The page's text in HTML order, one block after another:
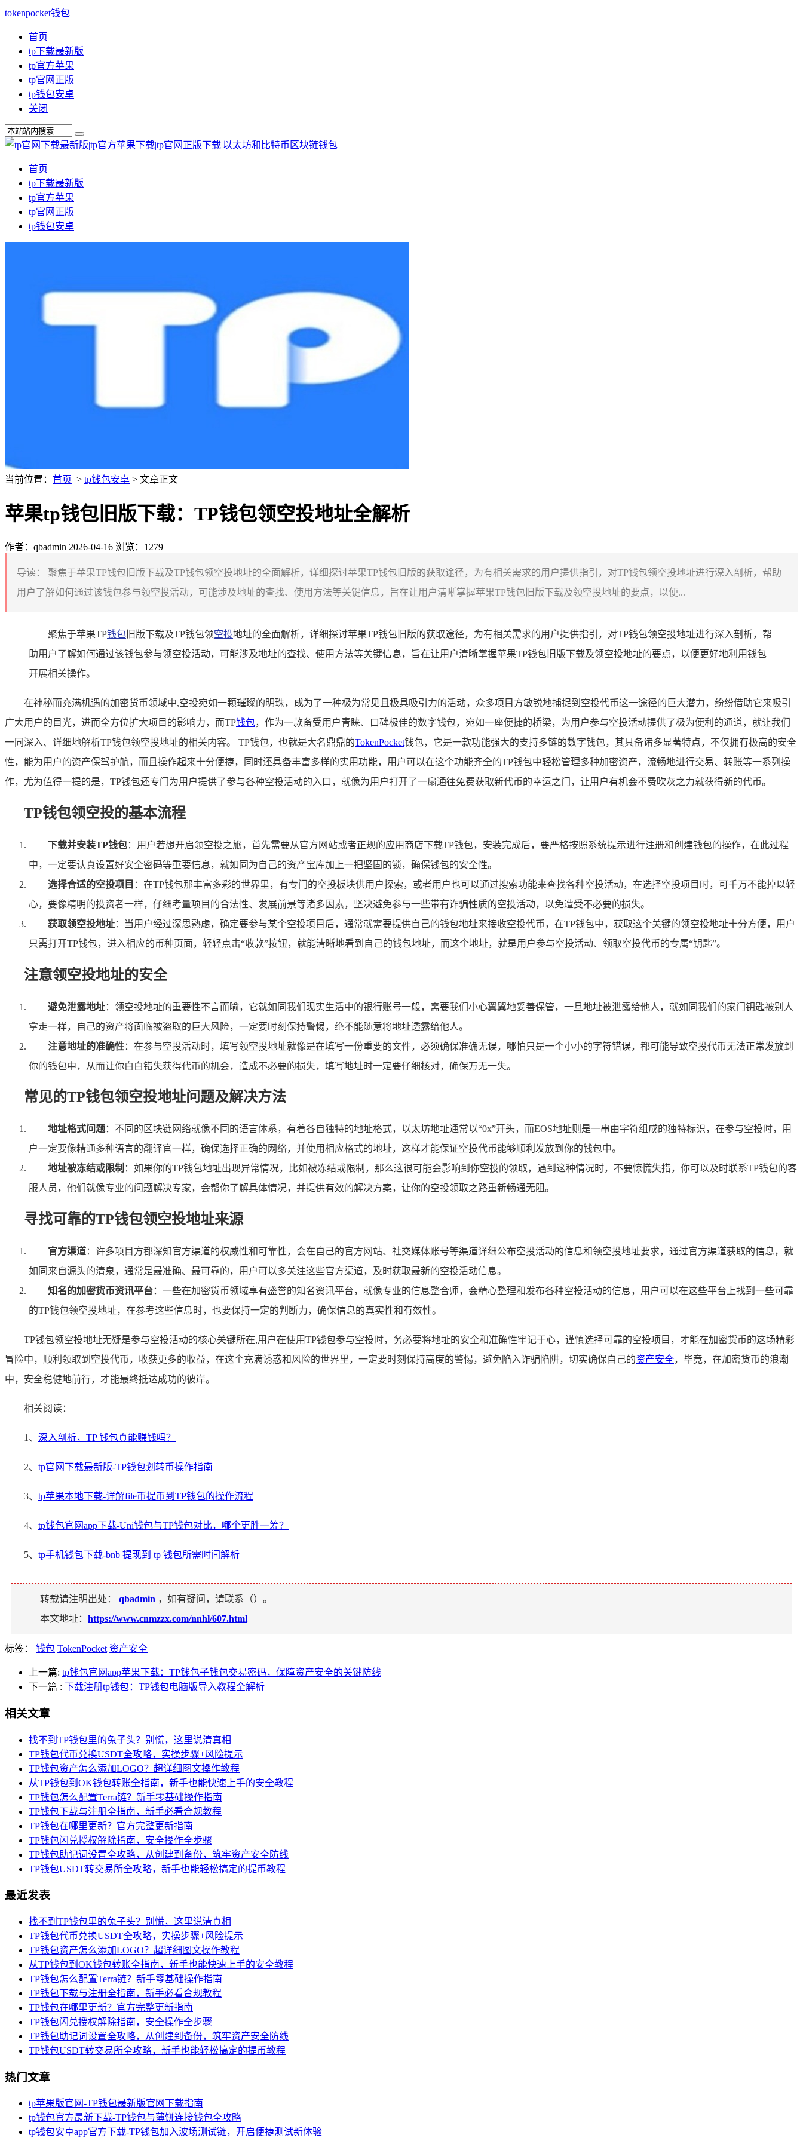
tokenpocket钱包
首页
tp下载最新版
tp官方苹果
tp官网正版
tp钱包安卓
关闭
首页
tp下载最新版
tp官方苹果
tp官网正版
tp钱包安卓
当前位置： 首页 > tp钱包安卓 > 文章正文
苹果tp钱包旧版下载：TP钱包领空投地址全解析
作者：qbadmin 2026-04-16 浏览：1279
导读：
聚焦于苹果TP钱包旧版下载及TP钱包领空投地址的全面解析，详细探讨苹果TP钱包旧版的获取途径，为有相关需求的用户提供指引，对TP钱包领空投地址进行深入剖析，帮助
用户了解如何通过该钱包参与领空投活动，可能涉及地址的查找、使用方法等关键信息，旨在让用户清晰掌握苹果TP钱包旧版下载及领空投地址的要点，以便...
聚焦于苹果TP钱包 旧版下载及TP钱包领空投地址的全面解析，详细探讨苹果TP钱包旧版的获取途径，为有相关需求的用户提供指引，对TP钱包领空投地址进行深入剖析，帮
助用户了解如何通过该钱包参与领空投活动，可能涉及地址的查找、使用方法等关键信息，旨在让用户清晰掌握苹果TP钱包旧版下载及领空投地址的要点，以便更好地利用钱包
开展相关操作。
在神秘而充满机遇的加密货币领域中,空投宛如一颗璀璨的明珠，成为了一种极为常见且极具吸引力的活动，众多项目方敏锐地捕捉到空投代币这一途径的巨大潜力，纷纷借助它来吸引
广大用户的目光，进而全方位扩大项目的影响力，而TP钱包，作为一款备受用户青睐、口碑极佳的数字钱包，宛如一座便捷的桥梁，为用户参与空投活动提供了极为便利的通道，就让我们
一同深入、详细地解析TP钱包领空投地址的相关内容。 TP钱包，也就是大名鼎鼎的TokenPocket钱包，它是一款功能强大的支持多链的数字钱包，其具备诸多显著特点，不仅拥有极高的安全
性，能为用户的资产保驾护航，而且操作起来十分便捷，同时还具备丰富多样的实用功能，用户可以在这个功能齐全的TP钱包中轻松管理多种加密资产，流畅地进行交易、转账等一系列操
作，尤为值得一提的是，TP钱包还专门为用户提供了参与各种空投活动的入口，就像为用户打开了一扇通往免费获取新代币的幸运之门，让用户有机会不费吹灰之力就获得新的代币。
TP钱包领空投的基本流程
下载并安装TP钱包：用户若想开启领空投之旅，首先需要从官方网站或者正规的应用商店下载TP钱包，安装完成后，要严格按照系统提示进行注册和创建钱包的操作，在此过程
中，一定要认真设置好安全密码等重要信息，就如同为自己的资产宝库加上一把坚固的锁，确保钱包的安全性。
选择合适的空投项目 ：在TP钱包那丰富多彩的世界里，有专门的空投板块供用户探索，或者用户也可以通过搜索功能来查找各种空投活动，在选择空投项目时，可千万不能掉以轻
心，要像精明的投资者一样，仔细考量项目的合法性、发展前景等诸多因素，坚决避免参与一些带有诈骗性质的空投活动，以免遭受不必要的损失。
获取领空投地址：当用户经过深思熟虑，确定要参与某个空投项目后，通常就需要提供自己的钱包地址来接收空投代币，在TP钱包中，获取这个关键的领空投地址十分方便，用户
只需打开TP钱包，进入相应的币种页面，轻轻点击“收款”按钮，就能清晰地看到自己的钱包地址，而这个地址，就是用户参与空投活动、领取空投代币的专属“钥匙”。
注意领空投地址的安全
避免泄露地址：领空投地址的重要性不言而喻，它就如同我们现实生活中的银行账号一般，需要我们小心翼翼地妥善保管，一旦地址被泄露给他人，就如同我们的家门钥匙被别人
拿走一样，自己的资产将面临被盗取的巨大风险，一定要时刻保持警惕，绝不能随意将地址透露给他人。
注意地址的准确性：在参与空投活动时，填写领空投地址就像是在填写一份重要的文件，必须确保准确无误，哪怕只是一个小小的字符错误，都可能导致空投代币无法正常发放到
你的钱包中，从而让你白白错失获得代币的机会，造成不必要的损失，填写地址时一定要仔细核对，确保万无一失。
常见的TP钱包领空投地址问题及解决方法
地址格式问题：不同的区块链网络就像不同的语言体系，有着各自独特的地址格式，以太坊地址通常以“0x”开头，而EOS地址则是一串由字符组成的独特标识，在参与空投时，用
户一定要像精通多种语言的翻译官一样，确保选择正确的网络，并使用相应格式的地址，这样才能保证空投代币能够顺利发放到你的钱包中。
地址被冻结或限制 ：如果你的TP钱包地址出现异常情况，比如被冻结或限制，那么这很可能会影响到你空投的领取，遇到这种情况时，不要惊慌失措，你可以及时联系TP钱包的客
服人员，他们就像专业的问题解决专家，会帮你了解具体情况，并提供有效的解决方案，让你的空投领取之路重新畅通无阻。
寻找可靠的TP钱包领空投地址来源
官方渠道：许多项目方都深知官方渠道的权威性和可靠性，会在自己的官方网站、社交媒体账号等渠道详细公布空投活动的信息和领空投地址要求，通过官方渠道获取的信息，就
如同来自源头的清泉，通常是最准确、最可靠的，用户可以多关注这些官方渠道，及时获取最新的空投活动信息。
知名的加密货币资讯平台：一些在加密货币领域享有盛誉的知名资讯平台，就像专业的信息整合师，会精心整理和发布各种空投活动的信息，用户可以在这些平台上找到一些可靠
的TP钱包领空投地址，在参考这些信息时，也要保持一定的判断力，确保信息的真实性和有效性。
TP钱包领空投地址无疑是参与空投活动的核心关键所在,用户在使用TP钱包参与空投时，务必要将地址的安全和准确性牢记于心，谨慎选择可靠的空投项目，才能在加密货币的这场精彩
冒险中，顺利领取到空投代币，收获更多的收益，在这个充满诱惑和风险的世界里，一定要时刻保持高度的警惕，避免陷入诈骗陷阱，切实确保自己的资产安全，毕竟，在加密货币的浪潮
中，安全稳健地前行，才能最终抵达成功的彼岸。
相关阅读：
1、 深入剖析，TP 钱包真能赚钱吗？
2、 tp官网下载最新版-TP钱包划转币操作指南
3、 tp苹果本地下载-详解file币提币到TP钱包的操作流程
4、 tp钱包官网app下载-Uni钱包与TP钱包对比，哪个更胜一筹？
5、 tp手机钱包下载-bnb 提现到 tp 钱包所需时间解析
转载请注明出处： qbadmin ，如有疑问，请联系（）。
本文地址： https://www.cnmzzx.com/nnhl/607.html
标签： 钱包 TokenPocket 资产安全
上一篇: tp钱包官网app苹果下载：TP钱包子钱包交易密码，保障资产安全的关键防线
下一篇 : 下载注册tp钱包：TP钱包电脑版导入教程全解析
相关文章
找不到TP钱包里的兔子头？别慌，这里说清真相
TP钱包代币兑换USDT全攻略，实操步骤+风险提示
TP钱包资产怎么添加LOGO？超详细图文操作教程
从TP钱包到OK钱包转账全指南，新手也能快速上手的安全教程
TP钱包怎么配置Terra链？新手零基础操作指南
TP钱包下载与注册全指南，新手必看合规教程
TP钱包在哪里更新？官方完整更新指南
TP钱包闪兑授权解除指南，安全操作全步骤
TP钱包助记词设置全攻略，从创建到备份，筑牢资产安全防线
TP钱包USDT转交易所全攻略，新手也能轻松搞定的提币教程
最近发表
找不到TP钱包里的兔子头？别慌，这里说清真相
TP钱包代币兑换USDT全攻略，实操步骤+风险提示
TP钱包资产怎么添加LOGO？超详细图文操作教程
从TP钱包到OK钱包转账全指南，新手也能快速上手的安全教程
TP钱包怎么配置Terra链？新手零基础操作指南
TP钱包下载与注册全指南，新手必看合规教程
TP钱包在哪里更新？官方完整更新指南
TP钱包闪兑授权解除指南，安全操作全步骤
TP钱包助记词设置全攻略，从创建到备份，筑牢资产安全防线
TP钱包USDT转交易所全攻略，新手也能轻松搞定的提币教程
热门文章
tp苹果版官网-TP钱包最新版官网下载指南
tp钱包官方最新下载-TP钱包与薄饼连接钱包全攻略
tp钱包安卓app官方下载-TP钱包加入波场测试链，开启便捷测试新体验